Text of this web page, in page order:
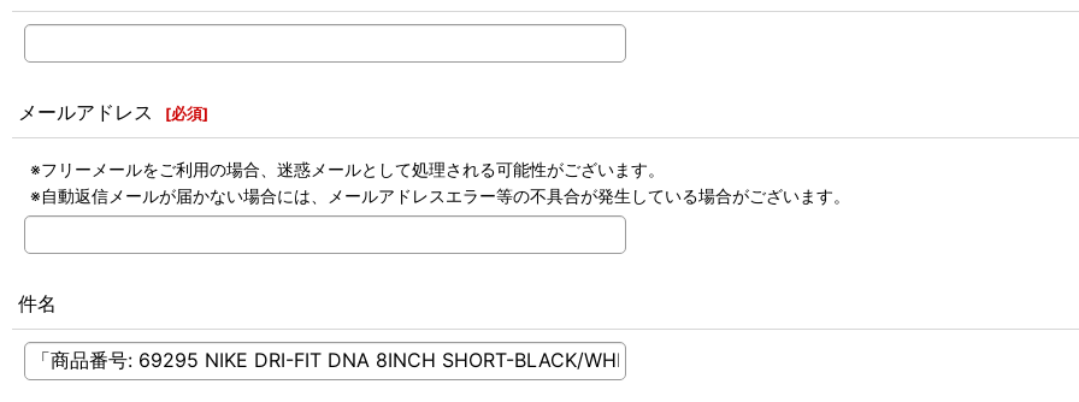
メールアドレス [必須]
※フリーメールをご利用の場合、迷惑メールとして処理される可能性がございます。
※自動返信メールが届かない場合には、メールアドレスエラー等の不具合が発生している場合がございます。
件名